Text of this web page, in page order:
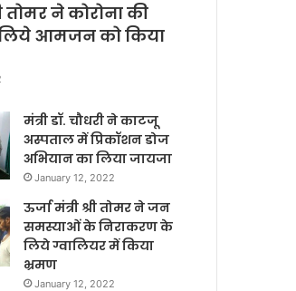
तोमर ने कोरोना की
आमजन को किया
मंत्री डॉ. चौधरी ने काटजू
अस्पताल में प्रिकॉशन डोज
अभियान का लिया जायजा
January 12, 2022
ऊर्जा मंत्री श्री तोमर ने जन
समस्याओं के निराकरण के
लिये ग्वालियर में किया
भ्रमण
January 12, 2022